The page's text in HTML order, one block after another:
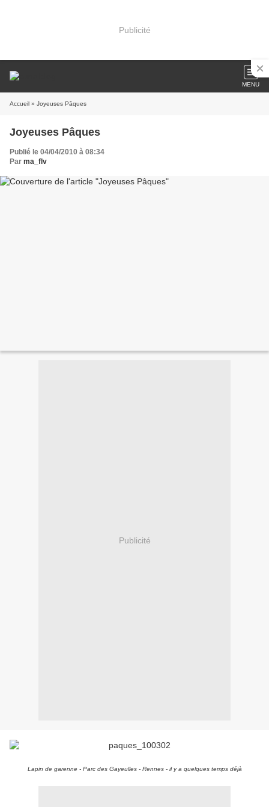
Publicité
MENU
Accueil » Joyeuses Pâques
Joyeuses Pâques
Publié le 04/04/2010 à 08:34
Par ma_flv
Publicité
Lapin de garenne - Parc des Gayeulles - Rennes - il y a quelques temps déjà